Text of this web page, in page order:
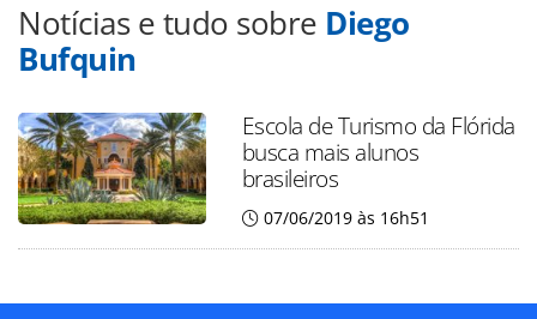
Notícias e tudo sobre Diego
Bufquin
Escola de Turismo da Flórida
busca mais alunos
brasileiros
07/06/2019 às 16h51